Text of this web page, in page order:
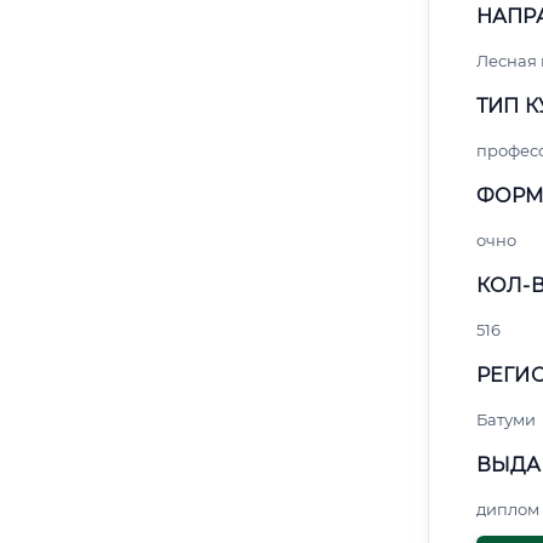
Лесная
ТИП
очно
КОЛ-
516
Батуми
диплом